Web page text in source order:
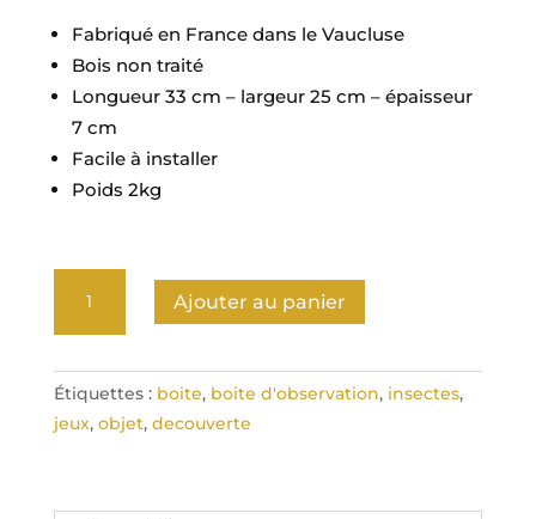
Fabriqué en France dans le Vaucluse
Bois non traité
Longueur 33 cm – largeur 25 cm – épaisseur
7 cm
Facile à installer
Poids 2kg
chauve
souris
Ajouter au panier
Étiquettes : boite, boite d'observation, insectes,
jeux, objet, decouverte